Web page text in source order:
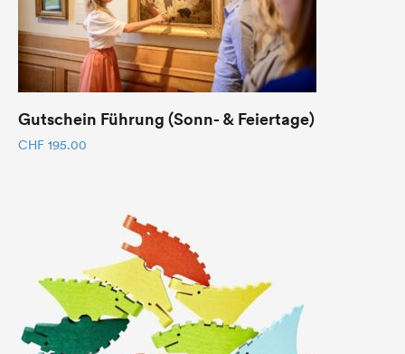
Gutschein Führung (Sonn- & Feiertage)
CHF 195.00